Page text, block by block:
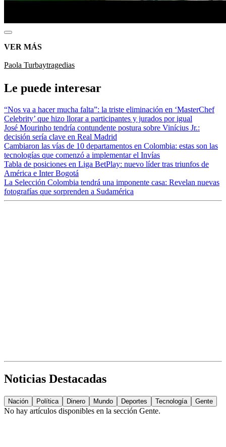
VER MÁS
Paola Turbaytragedias
Le puede interesar
“Nos va a hacer mucha falta”: la triste eliminación en ‘MasterChef
Celebrity’ que hizo llorar a participantes y jurados por igual
José Mourinho tendría contundente postura sobre Vinícius Jr.:
decisión sería clave en Real Madrid
Cambiaron las vías de 10 departamentos en Colombia: estas son las
tecnologías que comenzó a implementar el Invías
Tabla de posiciones en Liga BetPlay: nuevo líder tras triunfos de
América e Inter Bogotá
La Selección Colombia tendrá una imponente casa: Revelan nuevas
fotografías que sorprenden a Sudamérica
Noticias Destacadas
Nación Política Dinero Mundo Deportes Tecnología Gente
No hay artículos disponibles en la sección Gente.